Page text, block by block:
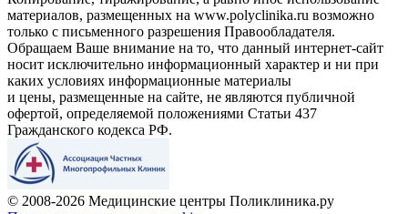
материалов, размещенных на www.polyclinika.ru возможно
только с письменного разрешения Правообладателя.
Обращаем Ваше внимание на то, что данный интернет-сайт
носит исключительно информационный характер и ни при
каких условиях информационные материалы
и цены, размещенные на сайте, не являются публичной
офертой, определяемой положениями Статьи 437
Гражданского кодекса РФ.
© 2008-2026 Медицинские центры Поликлиника.ру